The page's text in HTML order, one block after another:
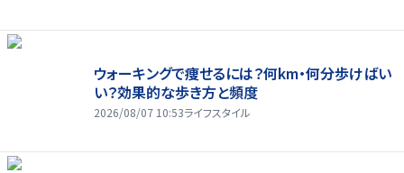
ウォーキングで痩せるには？何km・何分歩けばい
い？効果的な歩き方と頻度
2026/08/07 10:53ライフスタイル